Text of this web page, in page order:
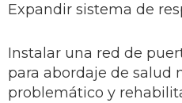
Expandir sistema de
Instalar una red de
para abordaje de salud
problemático y